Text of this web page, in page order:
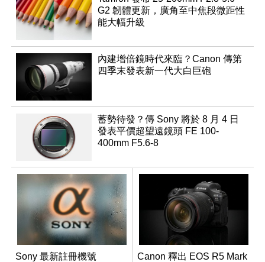
G2 韌體更新，廣角至中焦段微距性
能大幅升級
內建增倍鏡時代來臨？Canon 傳第
四季末發表新一代大白巨砲
蓄勢待發？傳 Sony 將於 8 月 4 日
發表平價超望遠鏡頭 FE 100-
400mm F5.6-8
Sony 最新註冊機號
Canon 釋出 EOS R5 Mark